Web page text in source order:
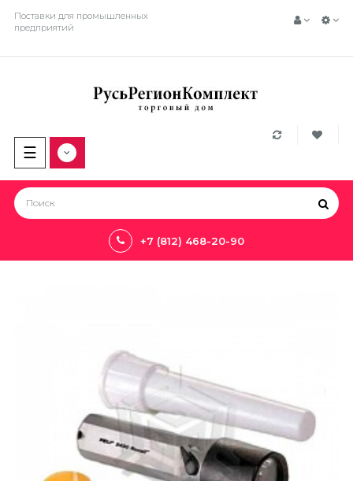
Поставки для промышленных
предприятий
Toggle
navigation
☰
+7 (812) 468-20-90